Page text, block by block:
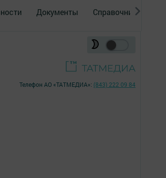
Документы Справочник
Телефон АО «ТАТМЕДИА»: (843) 222 09 84